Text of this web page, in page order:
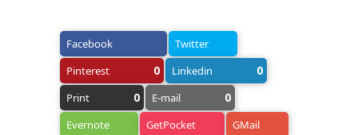
Facebook
Twitter
Pinterest
0 Linkedin 0
Print 0 E-mail 0
Evernote GetPocket GMail